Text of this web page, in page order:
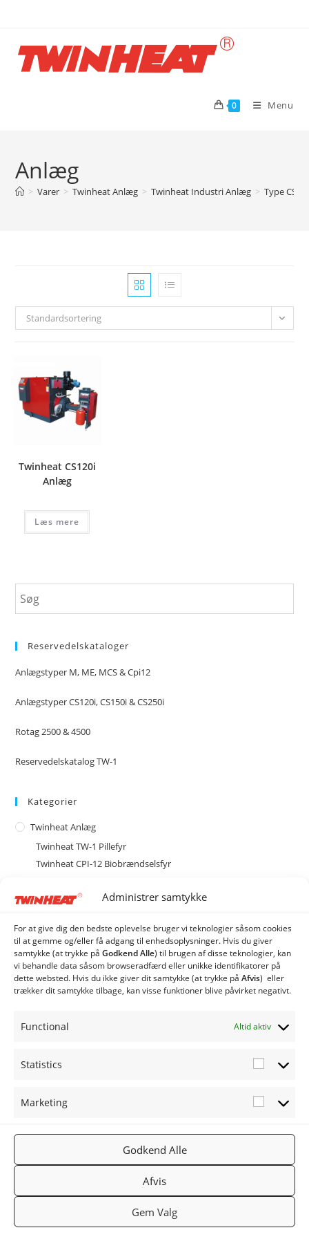
Administrer samtykke
For at give dig den bedste oplevelse bruger vi teknologier såsom cookies
til at gemme og/eller få adgang til enhedsoplysninger. Hvis du giver
samtykke (at trykke på Godkend Alle) til brugen af ​​disse teknologier, kan
vi behandle data såsom browseradfærd eller unikke identifikatorer på
dette websted. Hvis du ikke giver dit samtykke (at trykke på Afvis) eller
trækker dit samtykke tilbage, kan visse funktioner blive påvirket negativt.
Functional Altid aktiv
Statistics
Marketing
Godkend Alle
Afvis
Gem Valg
content
0 Menu
Anlæg
> Varer > Twinheat Anlæg > Twinheat Industri Anlæg > Type CS
Standardsortering
Twinheat CS120i
Anlæg
Læs mere
Reservedelskataloger
Anlægstyper M, ME, MCS & Cpi12
Anlægstyper CS120i, CS150i & CS250i
Rotag 2500 & 4500
Reservedelskatalog TW-1
Kategorier
Twinheat Anlæg
Twinheat TW-1 Pillefyr
Twinheat CPI-12 Biobrændselsfyr
Twinheat Industri Anlæg
CS120 Biobrændselsanlæg
CS150 Biobrændselsanlæg
CS250 Biobrændselsanlæg
Type CSE med spjældhus
Øvrige produkter
T
TWINHEA
Gå til
Twinheat.
dk
nyhedsbr